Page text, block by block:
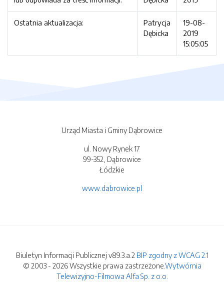
Ostatnia aktualizacja:
Patrycja
Dębicka
19-08-
2019
15:05:05
Urząd Miasta i Gminy Dąbrowice
ul. Nowy Rynek 17
99-352, Dąbrowice
Łódzkie
www.dabrowice.pl
Biuletyn Informacji Publicznej v89.3.a.2 BIP zgodny z WCAG 2.1
© 2003 - 2026 Wszystkie prawa zastrzeżone.Wytwórnia
Telewizyjno-Filmowa Alfa Sp. z o.o.